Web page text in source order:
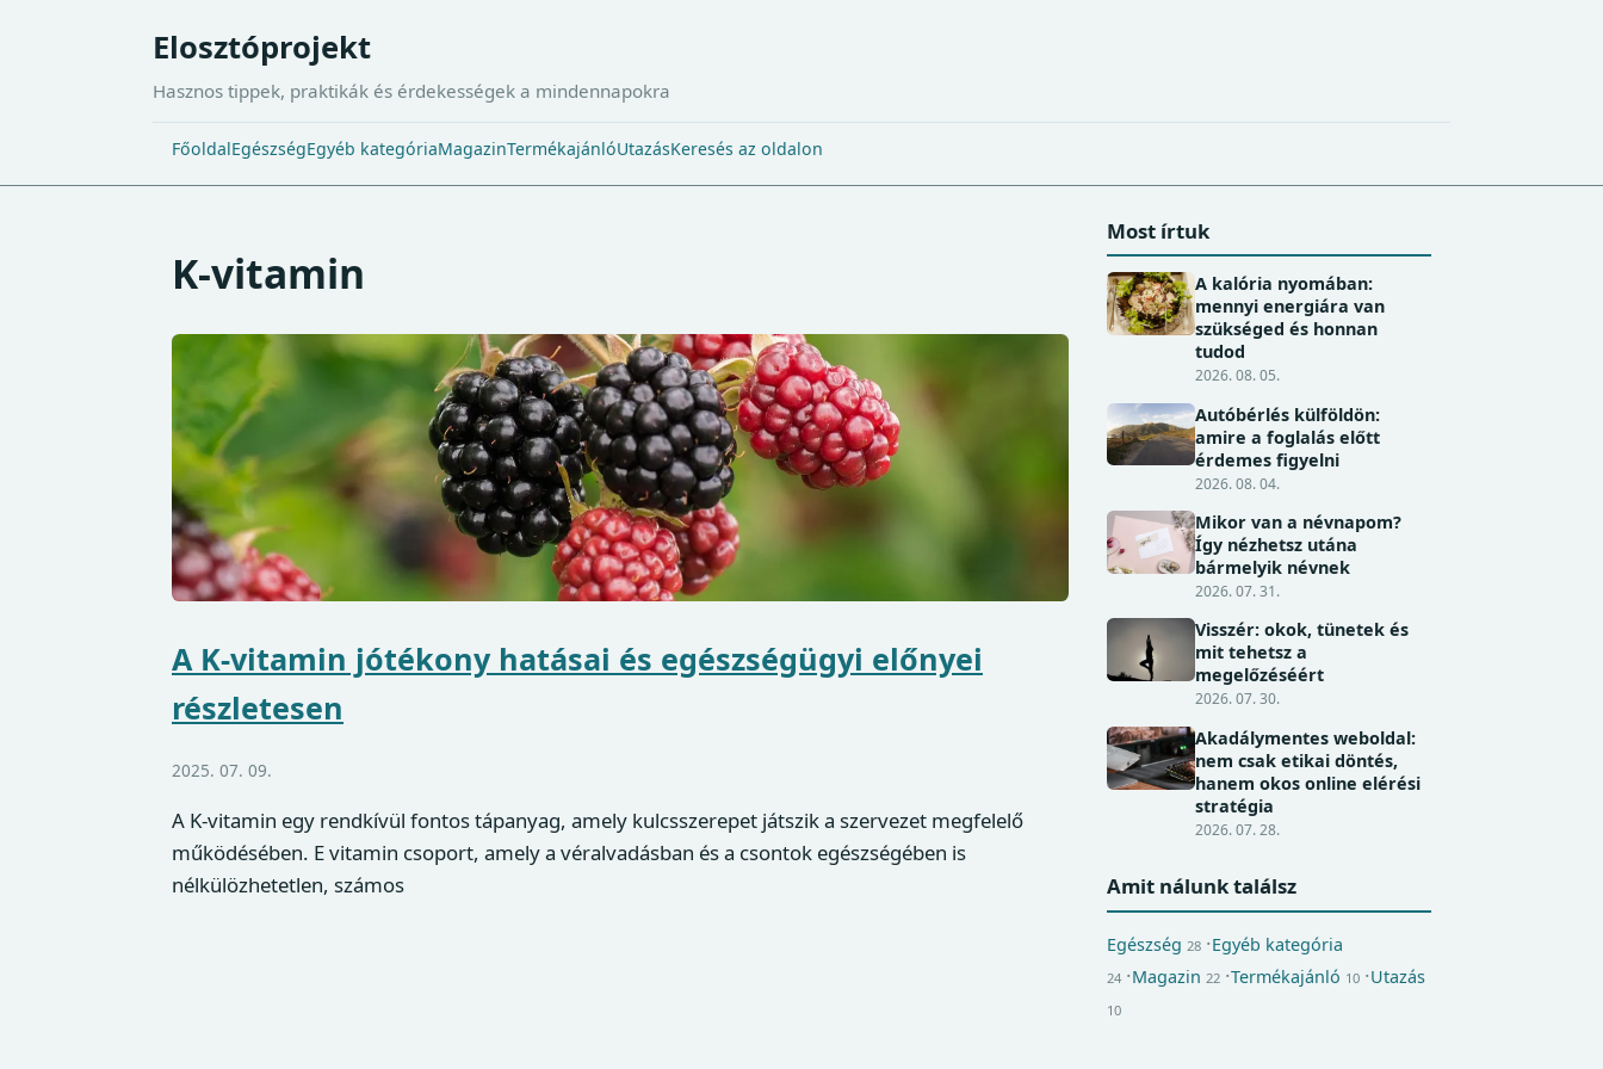
Elosztóprojekt
Hasznos tippek, praktikák és érdekességek a mindennapokra
FőoldalEgészségEgyéb kategóriaMagazinTermékajánlóUtazásKeresés az oldalon
K-vitamin
A K-vitamin jótékony hatásai és egészségügyi előnyei
részletesen
2025. 07. 09.
A K-vitamin egy rendkívül fontos tápanyag, amely kulcsszerepet játszik a szervezet megfelelő
működésében. E vitamin csoport, amely a véralvadásban és a csontok egészségében is
nélkülözhetetlen, számos
Most írtuk
A kalória nyomában:
mennyi energiára van
szükséged és honnan
tudod
2026. 08. 05.
Autóbérlés külföldön:
amire a foglalás előtt
érdemes figyelni
2026. 08. 04.
Mikor van a névnapom?
Így nézhetsz utána
bármelyik névnek
2026. 07. 31.
Visszér: okok, tünetek és
mit tehetsz a
megelőzéséért
2026. 07. 30.
Akadálymentes weboldal:
nem csak etikai döntés,
hanem okos online elérési
stratégia
2026. 07. 28.
Amit nálunk találsz
Egészség 28 Egyéb kategória
24 Magazin 22 Termékajánló 10 Utazás
10